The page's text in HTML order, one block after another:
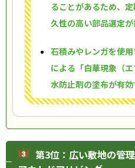
ることがあるため、
久性の高い部品選定が
石積みやレンガを使
による「白華現象（
水防止剤の塗布が有効
第3位：広い敷地の管